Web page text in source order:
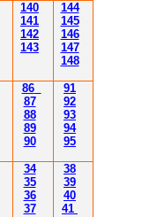
140
141
142
143
144
145
146
147
148
86
87
88
89
90
91
92
93
94
95
34
35
36
37
38
39
40
41